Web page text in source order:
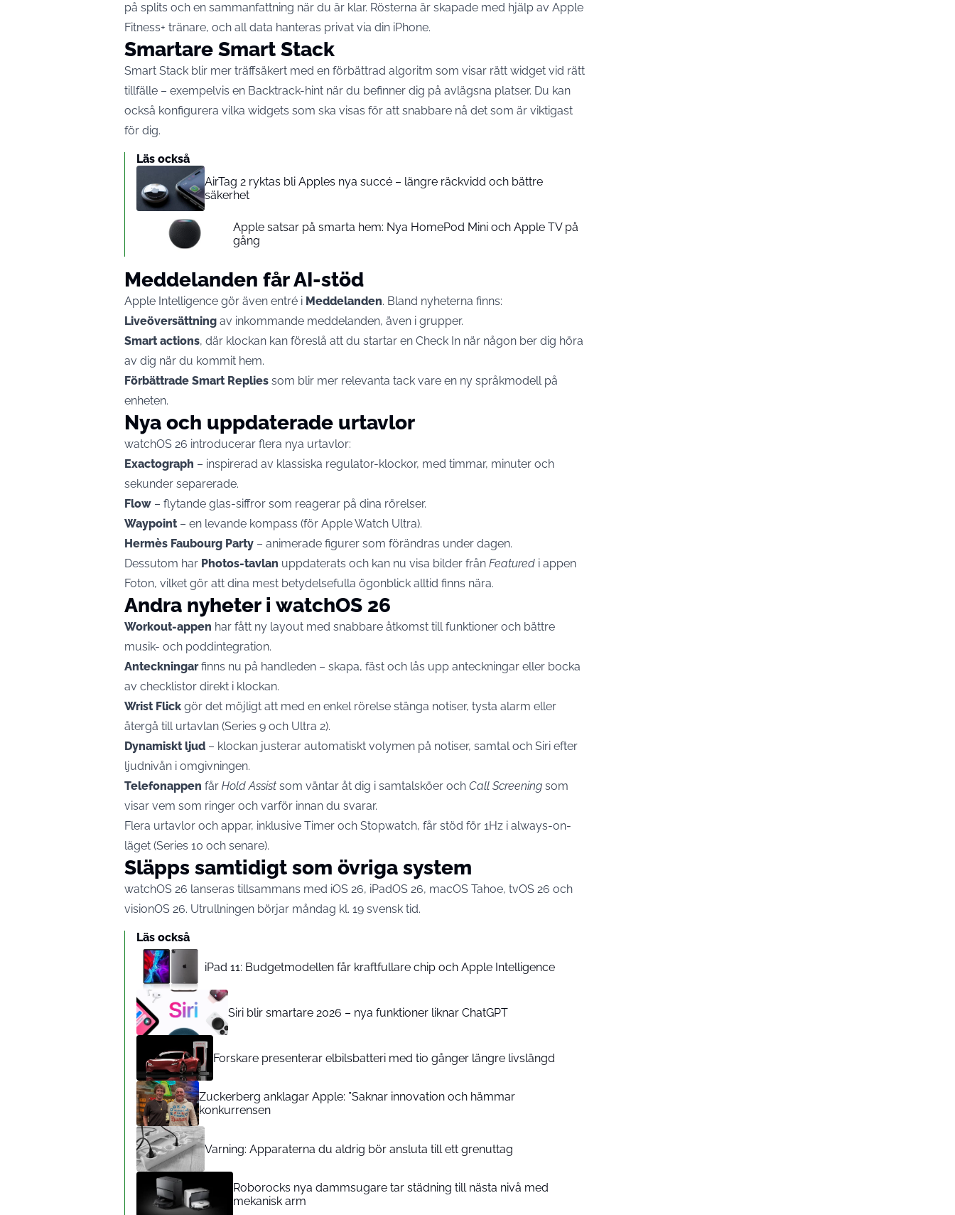
på splits och en sammanfattning när du är klar. Rösterna är skapade med hjälp av Apple
Fitness+ tränare, och all data hanteras privat via din iPhone.
Smartare Smart Stack
Smart Stack blir mer träffsäkert med en förbättrad algoritm som visar rätt widget vid rätt
tillfälle – exempelvis en Backtrack-hint när du befinner dig på avlägsna platser. Du kan
också konfigurera vilka widgets som ska visas för att snabbare nå det som är viktigast
för dig.
Läs också
AirTag 2 ryktas bli Apples nya succé – längre räckvidd och bättre
säkerhet
Apple satsar på smarta hem: Nya HomePod Mini och Apple TV på
gång
Meddelanden får AI-stöd
Apple Intelligence gör även entré i Meddelanden. Bland nyheterna finns:
Liveöversättning av inkommande meddelanden, även i grupper.
Smart actions, där klockan kan föreslå att du startar en Check In när någon ber dig höra
av dig när du kommit hem.
Förbättrade Smart Replies som blir mer relevanta tack vare en ny språkmodell på
enheten.
Nya och uppdaterade urtavlor
watchOS 26 introducerar flera nya urtavlor:
Exactograph – inspirerad av klassiska regulator-klockor, med timmar, minuter och
sekunder separerade.
Flow – flytande glas-siffror som reagerar på dina rörelser.
Waypoint– en levande kompass (för Apple Watch Ultra).
Hermès Faubourg Party – animerade figurer som förändras under dagen.
Dessutom har Photos-tavlan uppdaterats och kan nu visa bilder från Featured i appen
Foton, vilket gör att dina mest betydelsefulla ögonblick alltid finns nära.
Andra nyheter i watchOS 26
Workout-appen har fått ny layout med snabbare åtkomst till funktioner och bättre
musik- och poddintegration.
Anteckningarfinns nu på handleden – skapa, fäst och lås upp anteckningar eller bocka
av checklistor direkt i klockan.
Wrist Flick gör det möjligt att med en enkel rörelse stänga notiser, tysta alarm eller
återgå till urtavlan (Series 9 och Ultra 2).
Dynamiskt ljud – klockan justerar automatiskt volymen på notiser, samtal och Siri efter
ljudnivån i omgivningen.
Telefonappen får Hold Assist som väntar åt dig i samtalsköer och Call Screening som
visar vem som ringer och varför innan du svarar.
Flera urtavlor och appar, inklusive Timer och Stopwatch, får stöd för 1Hz i always-on-
läget (Series 10 och senare).
Släpps samtidigt som övriga system
watchOS 26 lanseras tillsammans med iOS 26, iPadOS 26, macOS Tahoe, tvOS 26 och
visionOS 26. Utrullningen börjar måndag kl. 19 svensk tid.
Läs också
iPad 11: Budgetmodellen får kraftfullare chip och Apple Intelligence
Siri blir smartare 2026 – nya funktioner liknar ChatGPT
Forskare presenterar elbilsbatteri med tio gånger längre livslängd
Zuckerberg anklagar Apple: ”Saknar innovation och hämmar
konkurrensen
Varning: Apparaterna du aldrig bör ansluta till ett grenuttag
Roborocks nya dammsugare tar städning till nästa nivå med
mekanisk arm